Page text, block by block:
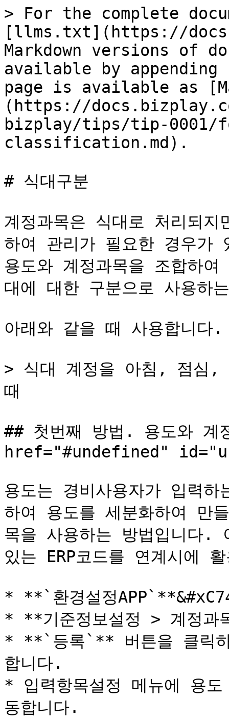
> For the complete
[llms.txt](https://
Markdown versions of
available by
page is available as
(https://
bizplay/tips/tip-0001/
classification.md).
# 식대구분
계정과목은 식대로 처리되
하여 관리가 필요한 경우가
용도와 계정과목을 조합하
대에 대한 구분으로 사용하
아래와 같을 때 사용합니다.
> 식대 계정을 아침, 점심,
때
## 첫번째 방법. 용도와 계
href="#undefined"
용도는 경비사용자가 입력
하여 용도를 세분화하여 만
목을 사용하는 방법입니다.
있는 ERP코드를 연계시에
* **`환경설정
* **기준정보설정 > 계정과
* **`등록`** 버튼을 클릭
합니다.
* 입력항목설정 메뉴에 용
동합니다.